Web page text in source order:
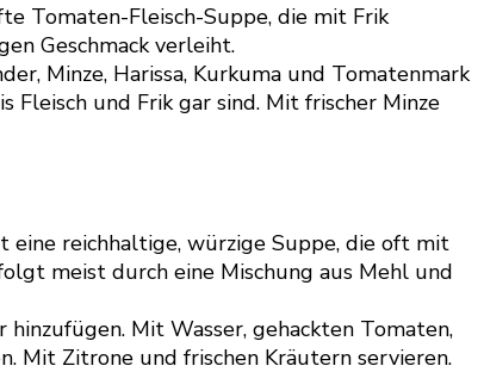
Tomaten-Fleisch-Suppe, die mit Frik
Geschmack verleiht.
Minze, Harissa, Kurkuma und Tomatenmark
Fleisch und Frik gar sind. Mit frischer Minze
eine reichhaltige, würzige Suppe, die oft mit
meist durch eine Mischung aus Mehl und
Mit Wasser, gehackten Tomaten,
Mit Zitrone und frischen Kräutern servieren.